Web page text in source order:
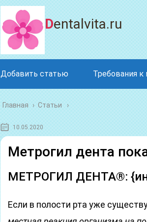
Dentalvita.ru
Добавить статью Требования к
Главная › Статьи
10.05.2020
Метрогил дента
МЕТРОГИЛ ДЕНТА®:
Если в полости рта уже